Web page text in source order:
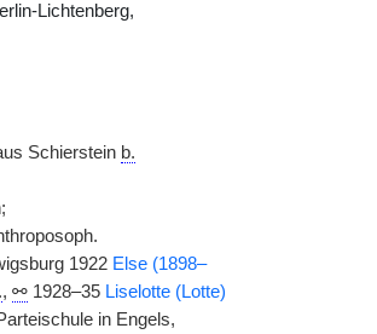
Lichtenberg,
Schierstein b.
1922 Else (1898–
, ⚯1928–35 Liselotte (Lotte)
in Engels,